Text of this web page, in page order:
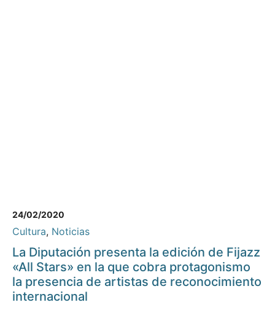
24/02/2020
Cultura, Noticias
La Diputación presenta la edición de Fijazz
«All Stars» en la que cobra protagonismo
la presencia de artistas de reconocimiento
internacional